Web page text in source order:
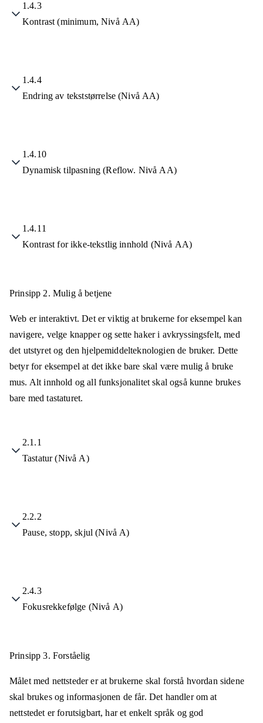
1.4.3
Kontrast (minimum, Nivå AA)
1.4.4
Endring av tekststørrelse (Nivå AA)
1.4.10
Dynamisk tilpasning (Reflow. Nivå AA)
1.4.11
Kontrast for ikke-tekstlig innhold (Nivå AA)
Prinsipp 2. Mulig å betjene
Web er interaktivt. Det er viktig at brukerne for eksempel kan
navigere, velge knapper og sette haker i avkryssingsfelt, med
det utstyret og den hjelpemiddelteknologien de bruker. Dette
betyr for eksempel at det ikke bare skal være mulig å bruke
mus. Alt innhold og all funksjonalitet skal også kunne brukes
bare med tastaturet.
2.1.1
Tastatur (Nivå A)
2.2.2
Pause, stopp, skjul (Nivå A)
2.4.3
Fokusrekkefølge (Nivå A)
Prinsipp 3. Forståelig
Målet med nettsteder er at brukerne skal forstå hvordan sidene
skal brukes og informasjonen de får. Det handler om at
nettstedet er forutsigbart, har et enkelt språk og god